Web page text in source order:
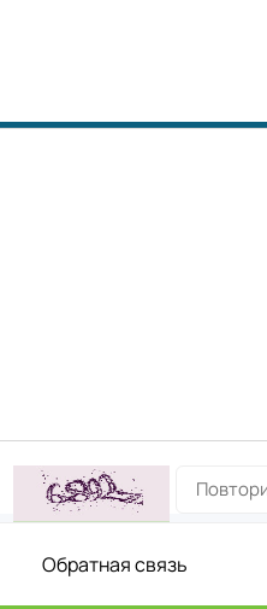
Обратная связь